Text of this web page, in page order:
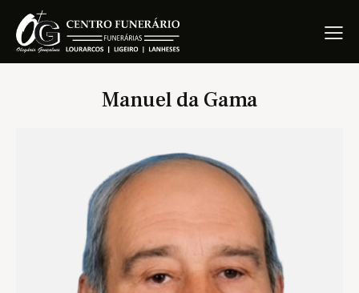
Manuel da Gama